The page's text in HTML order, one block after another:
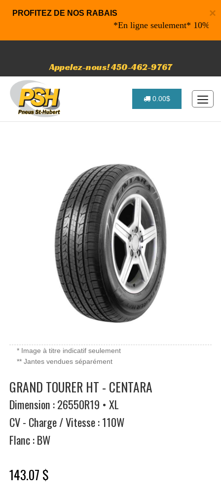
×
PROFITEZ DE NOS RABAIS
*En ligne seulement* 10% de
Appelez-nous! 450-462-9767
0.00$
* Image à titre indicatif seulement
** Jantes vendues séparément
GRAND TOURER HT - CENTARA
Dimension : 26550R19 • XL
CV - Charge / Vitesse : 110W
Flanc : BW
143.07 $